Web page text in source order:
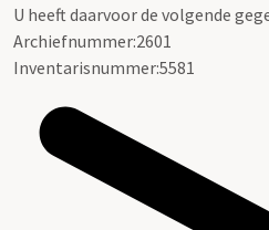
U heeft daarvoor de volgende
Archiefnummer:2601
Inventarisnummer:5581